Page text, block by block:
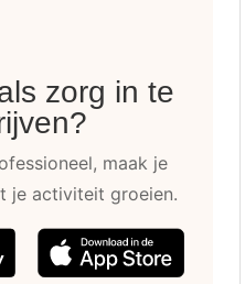
zorg in te
maak je
je activiteit groeien.